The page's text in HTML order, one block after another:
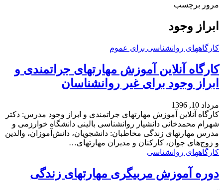
مرور برچسب
ابراز وجود
کارگاههای روانشناسی برای عموم
کارگاه آنلاین آموزش مهارتهای جراتمندی و
ابراز وجود برای غیر روانشناسان
مرداد 10, 1396
کارگاه آنلاین آموزش مهارتهای جراتمندی و ابراز وجود مدرس: دکتر
شهرام محمدخانی دانشیار روانشناسی بالینی دانشگاه خوارزمی و
مدرس مهارتهای زندگی مخاطبان: دانشجویان، دانش‌آموزان، والدین
و زوج‌های جوان، کارکنان و مدیران مهارتهای…
کارگاههای روانشناسی
دوره آموزش مربیگری مهارتهای زندگی